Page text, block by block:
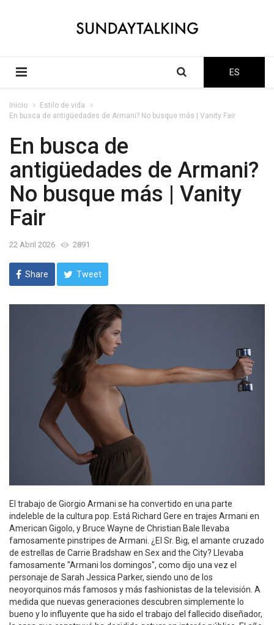
ES
Inicio
Estilo de vida
En busca de antigüedades de Armani? No busque más | Vanity Fair
En busca de
antigüedades de Armani?
No busque más | Vanity
Fair
22 Abril 2026 2891
Share Tweet
El trabajo de Giorgio Armani se ha convertido en una parte
indeleble de la cultura pop. Está Richard Gere en trajes Armani en
American Gigolo, y Bruce Wayne de Christian Bale llevaba
famosamente pinstripes de Armani. ¿El Sr. Big, el amante cruzado
de estrellas de Carrie Bradshaw en Sex and the City? Llevaba
famosamente "Armani los domingos", como dijo una vez el
personaje de Sarah Jessica Parker, siendo uno de los
neoyorquinos más famosos y más fashionistas de la televisión. A
medida que nuevas generaciones descubren simplemente lo
bueno y lo influyente que ha sido el trabajo del fallecido diseñador,